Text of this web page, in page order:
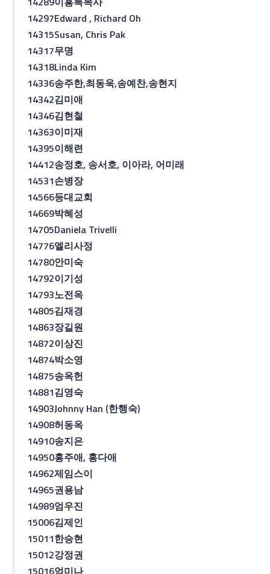
14297Edward , Richard Oh
14315Susan, Chris Pak
14317무명
14318Linda Kim
14336송주한,최동욱,송예찬,송현지
14342김미애
14346김현철
14363이미재
14395이해련
14412송정호, 송서호, 이아라, 어미래
14531손병장
14566등대교회
14669박혜성
14705Daniela Trivelli
14776엘리사정
14780안미숙
14792이기성
14793노전옥
14805김재경
14863장길원
14872이상진
14874박소영
14875송옥헌
14881김영숙
14903Johnny Han (한행숙)
14908허동옥
14910송지은
14950홍주애, 홍다애
14962제임스이
14965권용남
14989엄우진
15006김제인
15011한승현
15012강정권
15016엄미나